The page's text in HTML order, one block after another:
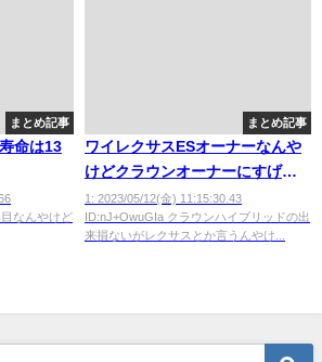
まとめ記事
命は13
なんやけど
まとめ記事
ワイレクサスESオーナーなんや
けどクラウンオーナーにすげえ
バカにされた
1: 2023/05/12(金) 11:15:30.43
ID:nJ+OwuGIa クラウンハイブリッドの出
来損ないがレクサスとか言うんやけ...